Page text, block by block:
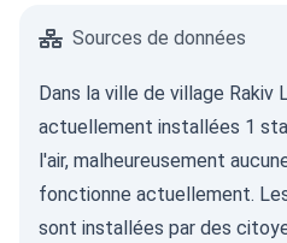
Sources de données
Dans la ville de village Rakiv
actuellement installées 1
l'air, malheureusement
fonctionne actuellement.
sont installées par des